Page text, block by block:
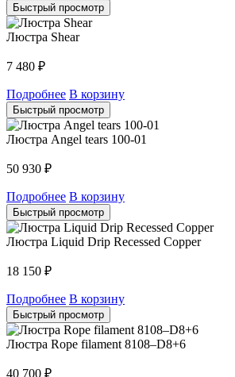
Быстрый просмотр
Люстра Shear
7 480 ₽
Подробнее В корзину
Быстрый просмотр
Люстра Angel tears 100-01
50 930 ₽
Подробнее В корзину
Быстрый просмотр
Люстра Liquid Drip Recessed Copper
18 150 ₽
Подробнее В корзину
Быстрый просмотр
Люстра Rope filament 8108–D8+6
40 700 ₽